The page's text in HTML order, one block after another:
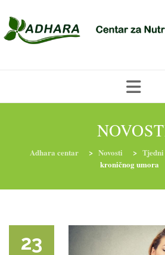
PROGRAMI PREHRANE
YOGA I
Adhara centar > Novosti > Tjedni
kroničnog umora
23